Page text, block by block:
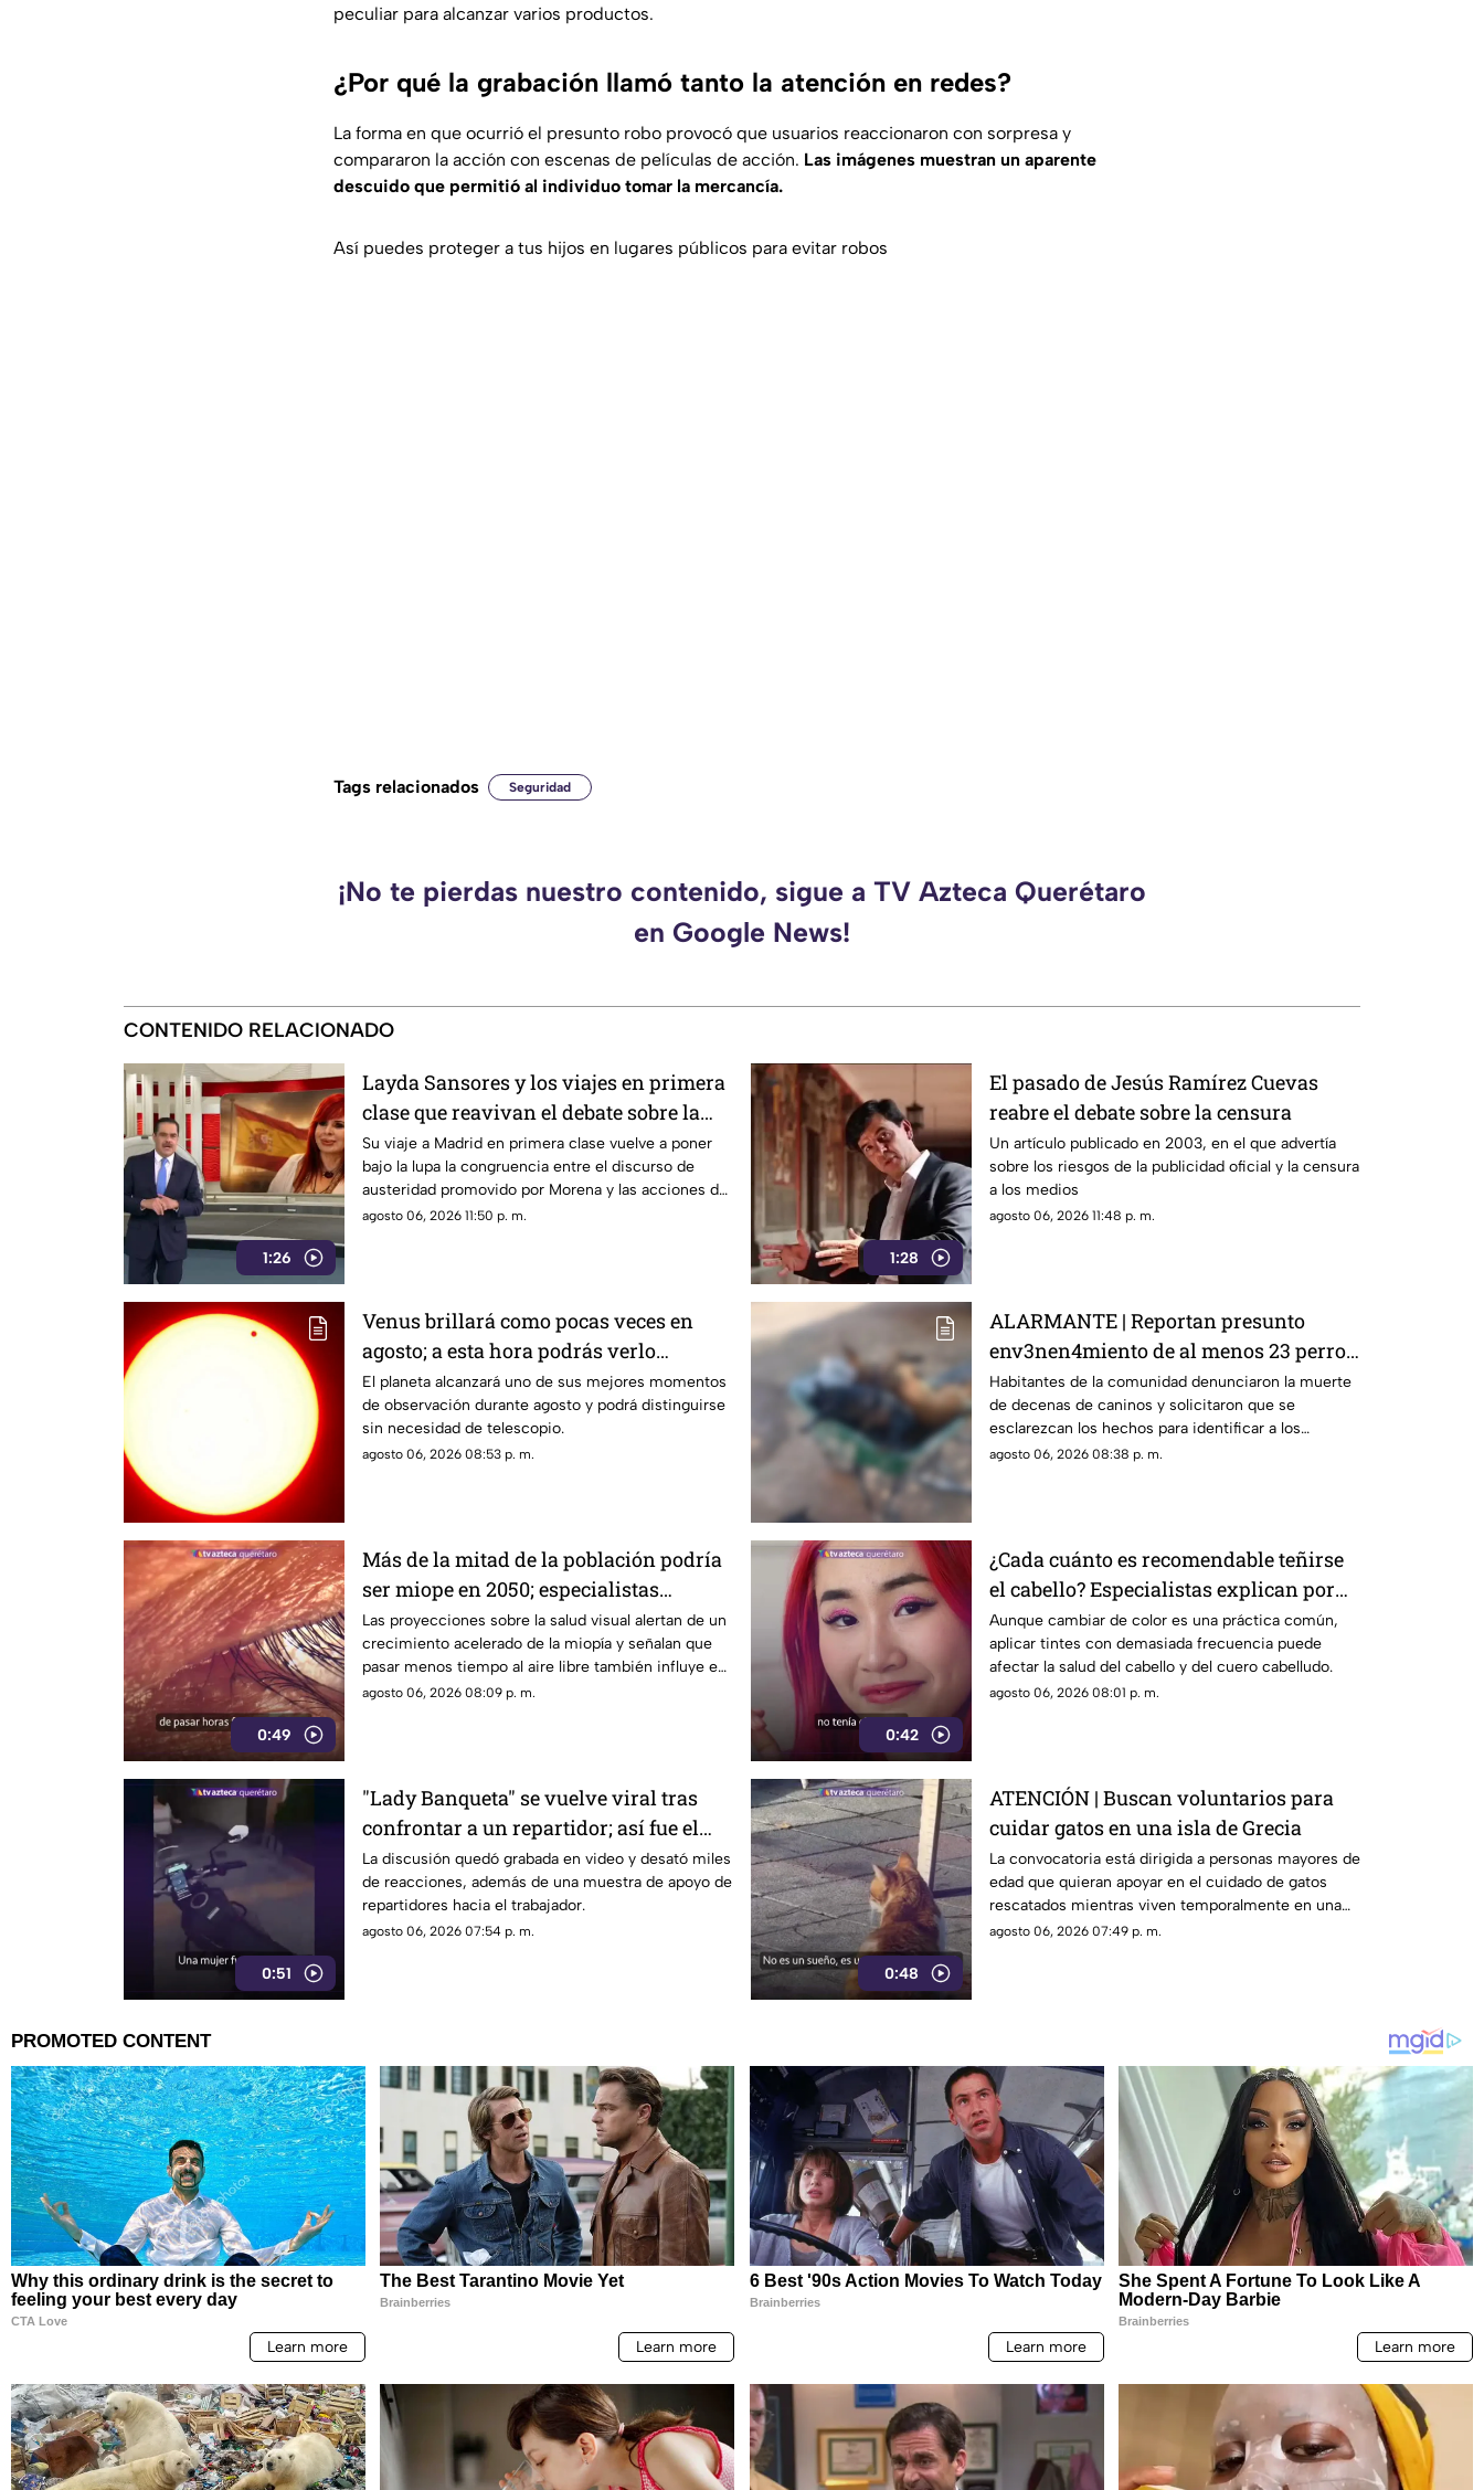
peculiar para alcanzar varios productos.
¿Por qué la grabación llamó tanto la atención en redes?
La forma en que ocurrió el presunto robo provocó que usuarios reaccionaron con sorpresa y
compararon la acción con escenas de películas de acción. Las imágenes muestran un aparente
descuido que permitió al individuo tomar la mercancía.
Así puedes proteger a tus hijos en lugares públicos para evitar robos
Tags relacionados Seguridad
¡No te pierdas nuestro contenido, sigue a TV Azteca Querétaro
en Google News!
CONTENIDO RELACIONADO
1:26
Layda Sansores y los viajes en primera
clase que reavivan el debate sobre la
austeridad
Su viaje a Madrid en primera clase vuelve a poner
bajo la lupa la congruencia entre el discurso de
austeridad promovido por Morena y las acciones de
algunos de sus representantes
agosto 06, 2026 11:50 p. m.
1:28
El pasado de Jesús Ramírez Cuevas
reabre el debate sobre la censura
Un artículo publicado en 2003, en el que advertía
sobre los riesgos de la publicidad oficial y la censura
a los medios
agosto 06, 2026 11:48 p. m.
Venus brillará como pocas veces en
agosto; a esta hora podrás verlo
durante este mes
El planeta alcanzará uno de sus mejores momentos
de observación durante agosto y podrá distinguirse
sin necesidad de telescopio.
agosto 06, 2026 08:53 p. m.
ALARMANTE | Reportan presunto
env3nen4miento de al menos 23 perros
en esta zona de Querétaro: IMAGENES
SENSIBLES
Habitantes de la comunidad denunciaron la muerte
de decenas de caninos y solicitaron que se
esclarezcan los hechos para identificar a los
posibles responsables.
agosto 06, 2026 08:38 p. m.
0:49
Más de la mitad de la población podría
ser miope en 2050; especialistas
advierten las causas
Las proyecciones sobre la salud visual alertan de un
crecimiento acelerado de la miopía y señalan que
pasar menos tiempo al aire libre también influye en
su desarrollo.
agosto 06, 2026 08:09 p. m.
0:42
¿Cada cuánto es recomendable teñirse
el cabello? Especialistas explican por
qué hacerlo seguido puede dañarlo
Aunque cambiar de color es una práctica común,
aplicar tintes con demasiada frecuencia puede
afectar la salud del cabello y del cuero cabelludo.
agosto 06, 2026 08:01 p. m.
0:51
"Lady Banqueta" se vuelve viral tras
confrontar a un repartidor; así fue el
momento
La discusión quedó grabada en video y desató miles
de reacciones, además de una muestra de apoyo de
repartidores hacia el trabajador.
agosto 06, 2026 07:54 p. m.
0:48
ATENCIÓN | Buscan voluntarios para
cuidar gatos en una isla de Grecia
La convocatoria está dirigida a personas mayores de
edad que quieran apoyar en el cuidado de gatos
rescatados mientras viven temporalmente en una
isla griega.
agosto 06, 2026 07:49 p. m.